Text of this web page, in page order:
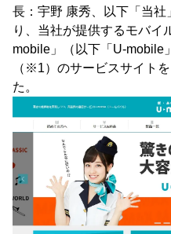
長：宇野 康秀、以下「当
り、当社が提供するモバイ
mobile」（以下「U-mobile
（※1）のサービスサイト
た。